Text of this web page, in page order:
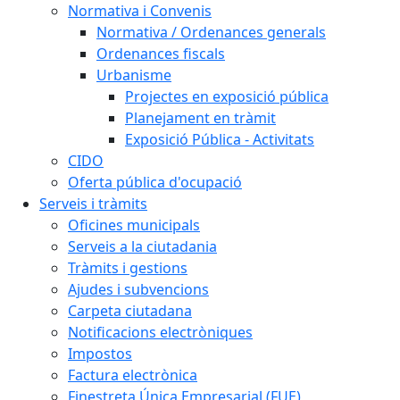
Normativa i Convenis
Normativa / Ordenances generals
Ordenances fiscals
Urbanisme
Projectes en exposició pública
Planejament en tràmit
Exposició Pública - Activitats
CIDO
Oferta pública d'ocupació
Serveis i tràmits
Oficines municipals
Serveis a la ciutadania
Tràmits i gestions
Ajudes i subvencions
Carpeta ciutadana
Notificacions electròniques
Impostos
Factura electrònica